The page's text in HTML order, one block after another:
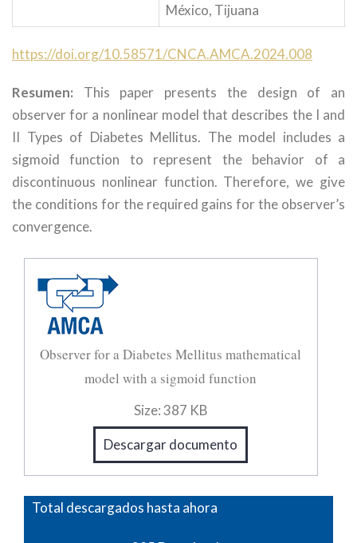
México, Tijuana
https://doi.org/10.58571/CNCA.AMCA.2024.008
Resumen: This paper presents the design of an
observer for a nonlinear model that describes the I and
II Types of Diabetes Mellitus. The model includes a
sigmoid function to represent the behavior of a
discontinuous nonlinear function. Therefore, we give
the conditions for the required gains for the observer’s
convergence.
Observer for a Diabetes Mellitus mathematical
model with a sigmoid function
Size:387 KB
Descargar documento
Total descargados hasta ahora